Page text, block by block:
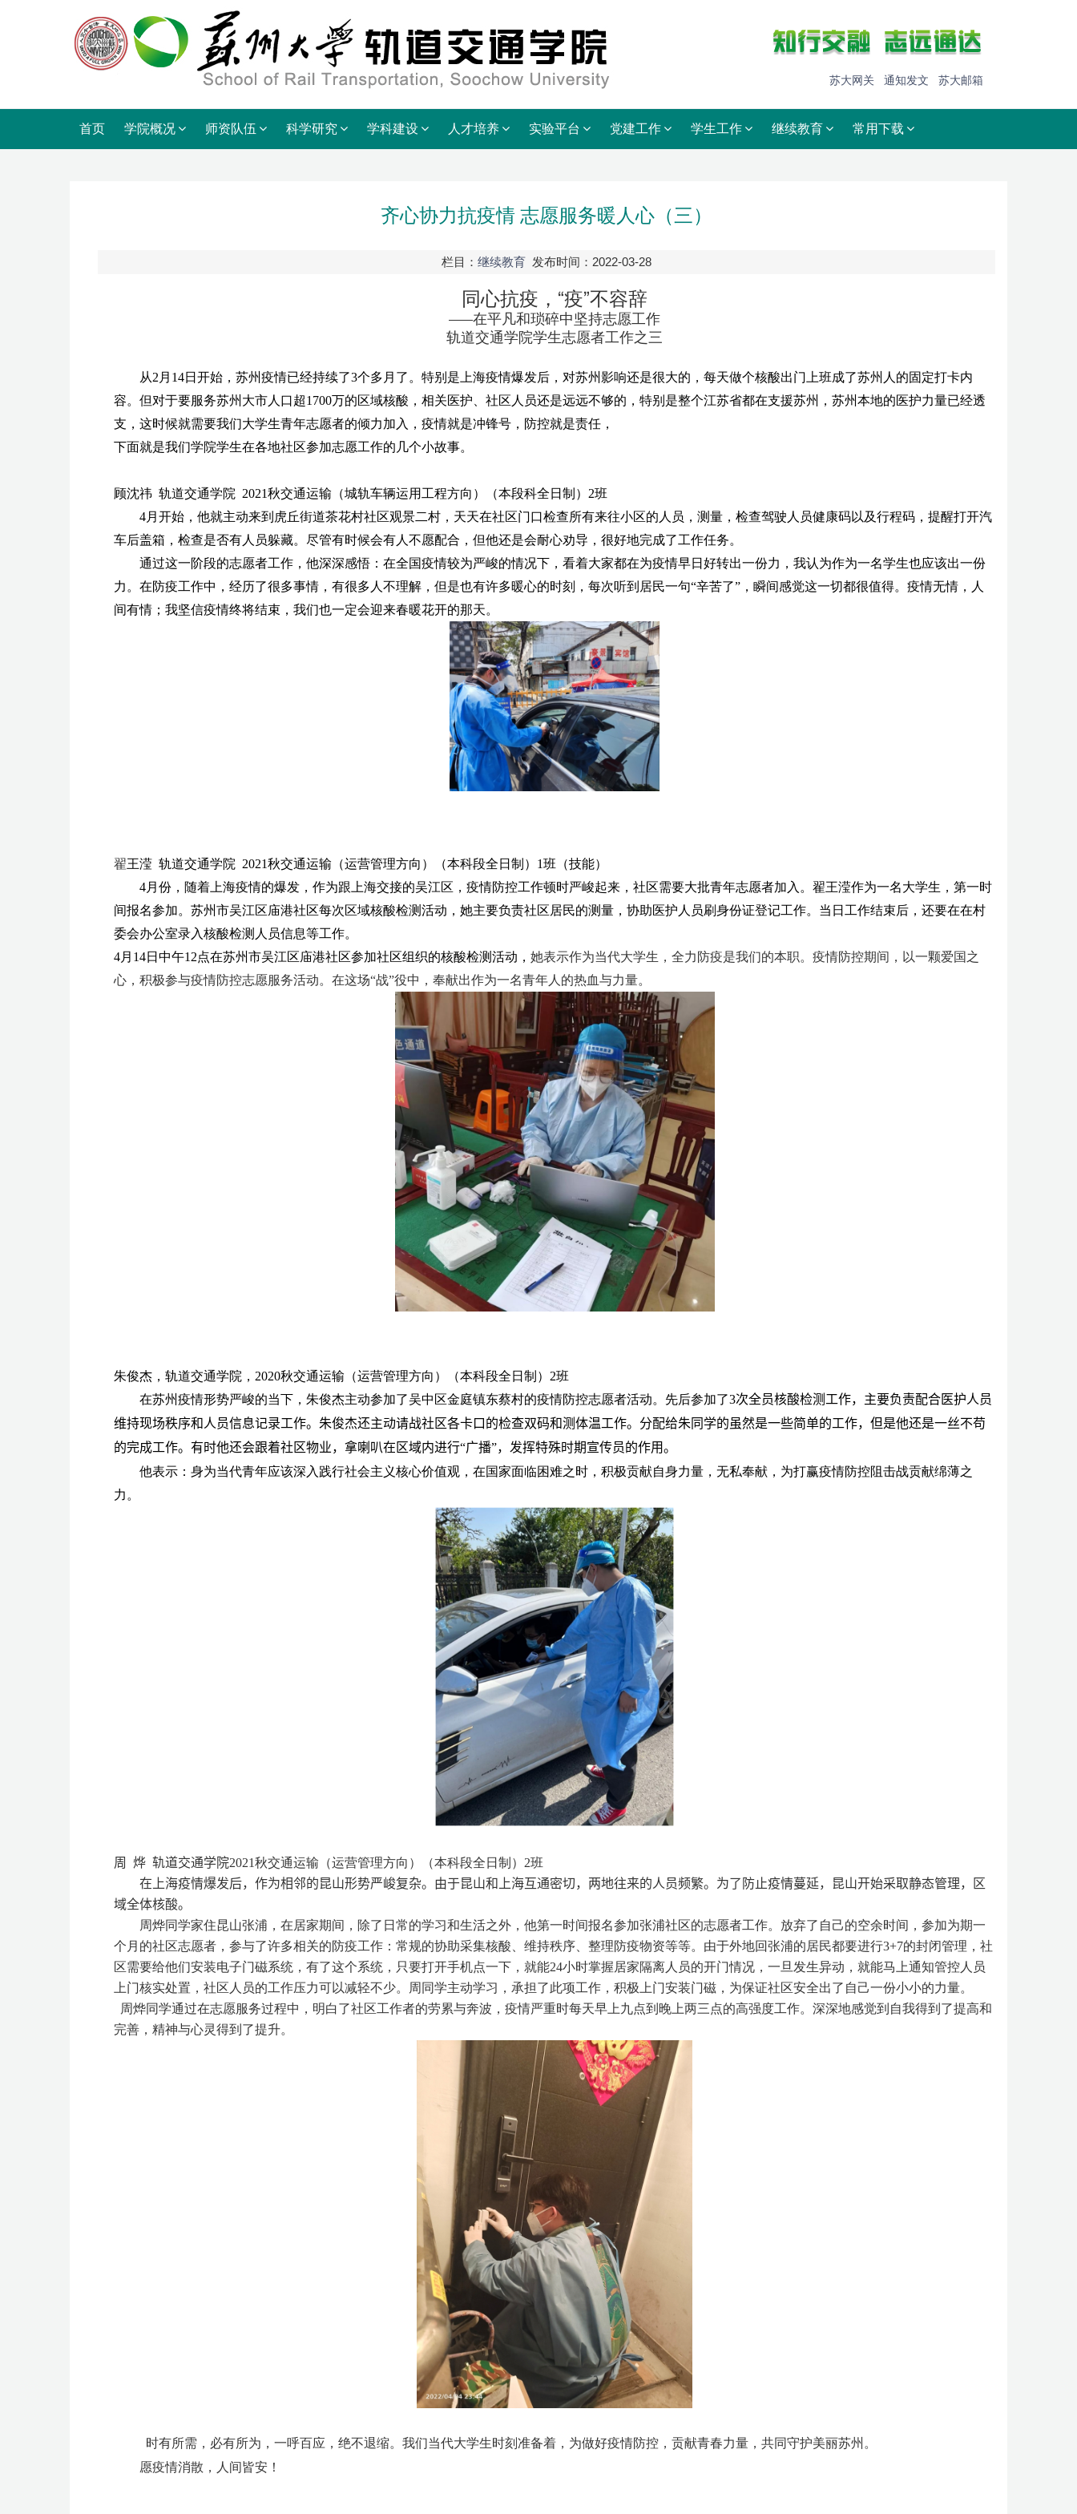
苏大网关 通知发文 苏大邮箱
首页 学院概况 师资队伍 科学研究 学科建设 人才培养 实验平台 党建工作 学生工作 继续教育 常用下载
齐心协力抗疫情 志愿服务暖人心（三）
栏目： 继续教育 发布时间：2022-03-28
同心抗疫，“疫”不容辞
——在平凡和琐碎中坚持志愿工作
轨道交通学院学生志愿者工作之三
从2 月 14日开始，苏州疫情已经持续了3个多月了。特别是上海疫情爆发后，对苏州影响还是很大的， 每天做个核酸出门上班成了苏州人的固定打卡内
容。但对于要服务苏州大市人口超1700万的区域核酸，相关医护、社区人员还是远远不够的，特别是整个江苏省都在支援苏州，苏州本地的医护力量已经透
支， 这时候就需要我们大学生青年志愿者的倾力加入，疫情就是冲锋号，防控就是责任，
下面就是我们学院学生在各地社区参加志愿工作的几个小故事。
顾沈祎 轨道交通学院 2021秋交通运输（城轨车辆运用工程方向）（本段科全日制） 2班
4月开始，他就主动来到虎丘街道茶花村社区观景二村，天天在社区门口检查所有来往小区的人员，测量，检查驾驶人员健康码以及行程码，提醒打开汽
车后盖箱，检查是否有人员躲藏。尽管有时候会有人不愿配合，但他还是会耐心劝导，很好地完成了工作任务。
通过这一阶段的志愿者工作，他深深感悟：在全国疫情较为严峻的情况下，看着大家都在为疫情早日好转出一份力，我认为作为一名学生也应该出一份
力。在防疫工作中，经历了很多事情，有很多人不理解，但是也有许多暖心的时刻，每次听到居民一句“辛苦了”，瞬间感觉这一切都很值得。疫情无情，人
间有情；我坚信疫情终将结束，我们也一定会迎来春暖花开的那天。
翟王滢 轨道交通学院 2021秋交通运输（运营管理方向）（本科段全日制） 1班（技能）
4月份，随着上海疫情的爆发，作为跟上海交接的吴江区，疫情防控工作顿时严峻起来，社区需要大批青年志愿者加入。翟王滢作为一名大学生，第一时
间报名参加。苏州市吴江区庙港社区每次区域核酸检测活动，她主要负责社区居民的测量，协助医护人员刷身份证登记工作。当日工作结束后，还要在在村
委会办公室录入核酸检测人员信息等工作。
4月 14日中午12点在苏州市吴江区庙港社区参加社区组织的核酸检测活动， 她表示作为当代大学生，全力防疫是我们的本职。疫情防控期间，以一颗爱国之
心，积极参与疫情防控志愿服务活动。在这场“战”役中，奉献出作为一名青年人的热血与力量。
朱俊杰，轨道交通学院， 2020秋交通运输（运营管理方向）（本科段全日制） 2班
在苏州疫情形势严峻的当下，朱俊杰主动参加了吴中区金庭镇东蔡村的疫情防控志愿者活动。先后参加了3次全员核酸检测工作，主要负责配合医护人员
维持现场秩序和人员信息记录工作。朱俊杰还主动请战社区各卡口的检查双码和测体温工作。 分配给朱同学的虽然是一些简单的工作，但是他还是一丝不苟
的完成工作。有时他还会跟着社区物业，拿喇叭在区域内进行“广播”，发挥特殊时期宣传员的作用。
他表示：身为当代青年应该深入践行社会主义核心价值观，在国家面临困难之时，积极贡献自身力量，无私奉献，为打赢疫情防控阻击战贡献绵薄之
力。
周 烨 轨道交通学院2021秋交通运输（运营管理方向）（本科段全日制） 2班
在上海疫情爆发后，作为相邻的昆山形势严峻复杂。由于昆山和上海互通密切，两地往来的人员频繁。为了防止疫情蔓延，昆山开始采取静态管理，区
域全体核酸。
周烨同学家住昆山张浦，在居家期间，除了日常的学习和生活之外，他第一时间报名参加张浦社区的志愿者工作。放弃了自己的空余时间，参加为期一
个月的社区志愿者，参与了许多相关的防疫工作：常规的协助采集核酸、维持秩序、整理防疫物资等等。由于外地回张浦的居民都要进行3+7的封闭管理，社
区需要给他们安装电子门磁系统，有了这个系统，只要打开手机点一下，就能24小时掌握居家隔离人员的开门情况，一旦发生异动，就能马上通知管控人员
上门核实处置，社区人员的工作压力可以减轻不少。周同学主动学习，承担了此项工作，积极上门安装门磁，为保证社区安全出了自己一份小小的力量。
周烨同学通过在志愿服务过程中，明白了社区工作者的劳累与奔波，疫情严重时每天早上九点到晚上两三点的高强度工作。深深地感觉到自我得到了提高和
完善，精神与心灵得到了提升。
时有所需，必有所为，一呼百应，绝不退缩。我们当代大学生时刻准备着，为做好疫情防控，贡献青春力量，共同守护美丽苏州。
愿疫情消散，人间皆安！